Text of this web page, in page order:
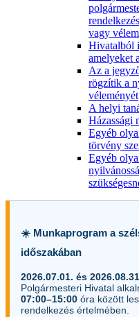
vagy
Hivatalból
amelyeket
Az a
rögzítik a
véleményét
A helyi
Házassági
Egyéb
törvény
Egyéb
☀️ Munkaprogram a
időszakában
2026.07.01. és
Polgármesteri Hivatal
07:00–15:00 óra között
rendelkezés értelmében.